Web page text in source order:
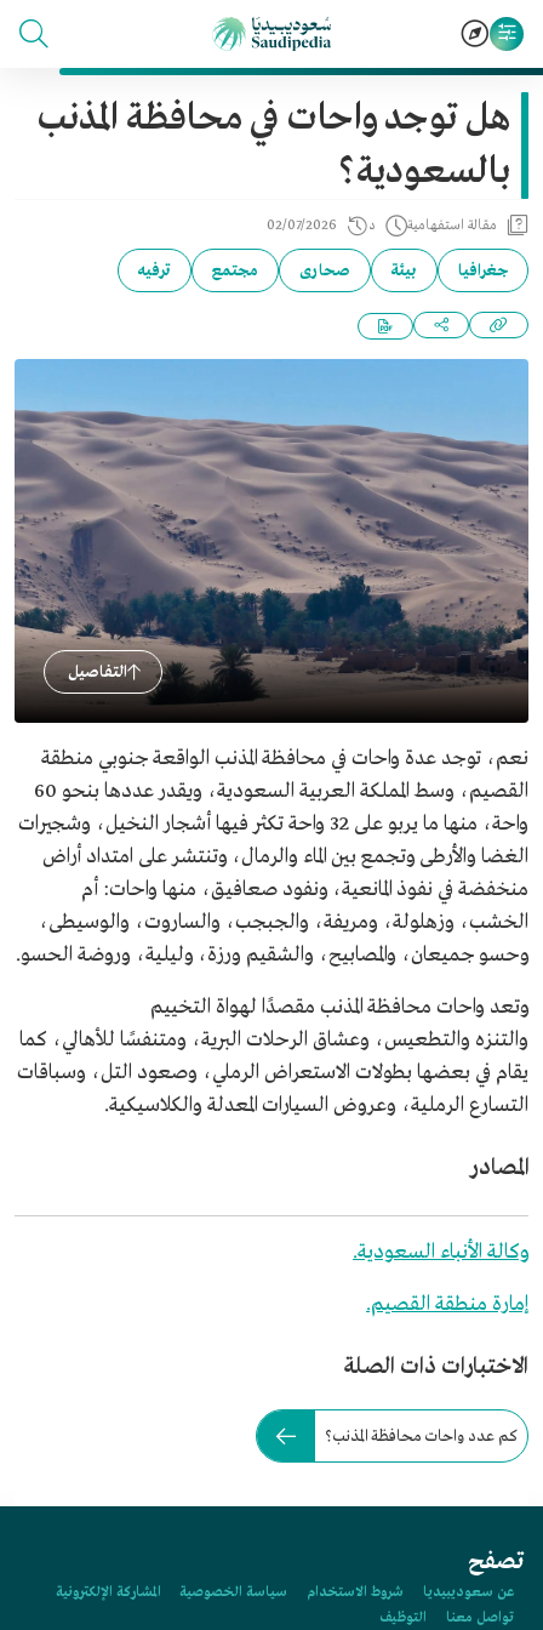
هل توجد واحات في محافظة المذنب
بالسعودية؟
مقالة استفهامية د 02/07/2026
جغرافيا بيئة صحارى مجتمع ترفيه
التفاصيل
نعم، توجد عدة واحات في محافظة المذنب الواقعة جنوبي منطقة
القصيم، وسط المملكة العربية السعودية، ويقدر عددها بنحو 60
واحة، منها ما يربو على 32 واحة تكثر فيها أشجار النخيل، وشجيرات
الغضا والأرطى وتجمع بين الماء والرمال، وتنتشر على امتداد أراض
منخفضة في نفوذ المانعية، ونفود صعافيق، منها واحات: أم
الخشب، وزهلولة، ومريفة، والجبجب، والساروت، والوسيطى،
وحسو جميعان، والمصابيح، والشقيم ورزة، وليلية، وروضة الحسو.
وتعد واحات محافظة المذنب مقصدًا لهواة التخييم
والتنزه والتطعيس، وعشاق الرحلات البرية، ومتنفسًا للأهالي، كما
يقام في بعضها بطولات الاستعراض الرملي، وصعود التل، وسباقات
التسارع الرملية، وعروض السيارات المعدلة والكلاسيكية.
المصادر
وكالة الأنباء السعودية.
إمارة منطقة القصيم.
الاختبارات ذات الصلة
كم عدد واحات محافظة المذنب؟
تصفح
عن سعوديبيديا شروط الاستخدام سياسة الخصوصية
المشاركة الإلكترونية
تواصل معنا
التوظيف